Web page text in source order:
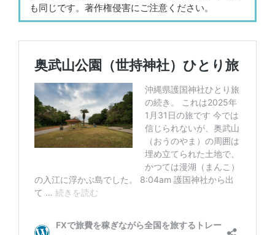
も同じです。著作権侵害にご注意ください。